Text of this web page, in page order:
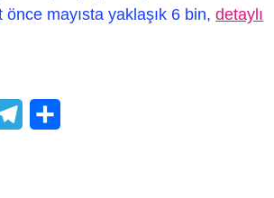
mayısta yaklaşık 6 bin, detaylı
Telegram